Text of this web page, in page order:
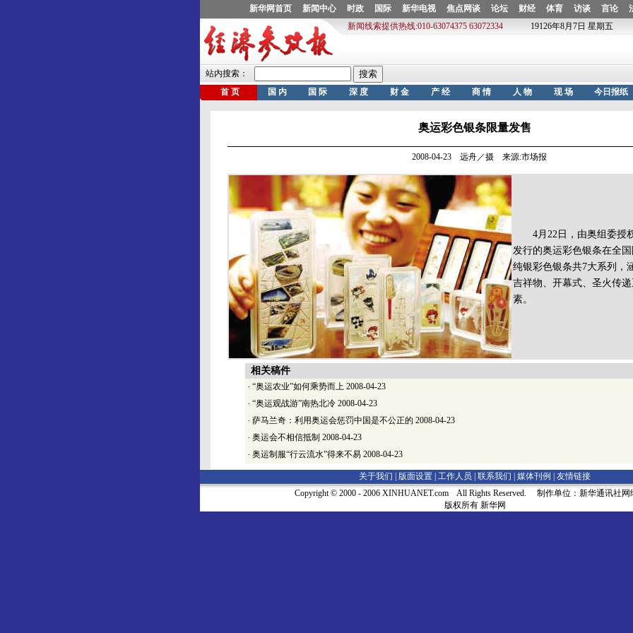
奥运彩色银条限量发售
2008-04-23 远舟／摄 来源:市场报
4月22日，由奥组委授权
发行的奥运彩色银条在全
纯银彩色银条共7大系列，
吉祥物、开幕式、圣火传
素。
相关稿件
· “奥运农业”如何乘势而上 2008-04-23
· “奥运观战游”南热北冷 2008-04-23
· 萨马兰奇：利用奥运会惩罚中国是不公正的 2008-04-23
· 奥运会不相信抵制 2008-04-23
· 奥运制服“行云流水”得来不易 2008-04-23
关于我们 | 版面设置 工作人员 联系我们 媒体刊例
友情链接
Copyright © 2000 - 2006 XINHUANET.com All Rights Reserved. 制作单位：新华通讯社网
版权所有 新华网